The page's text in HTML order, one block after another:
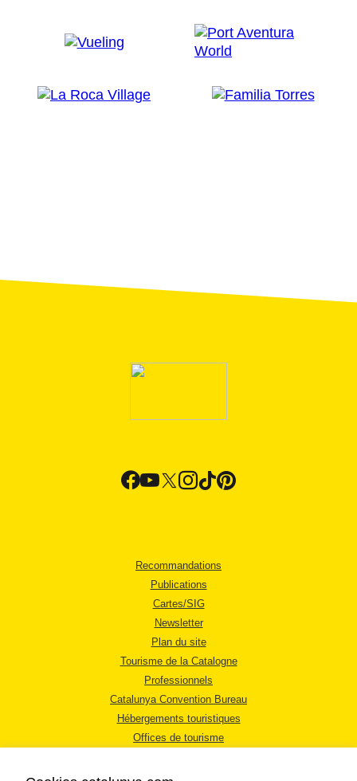
Recommandations
Publications
Cartes/SIG
Newsletter
Plan du site
Tourisme de la Catalogne
Professionnels
Catalunya Convention Bureau
Hébergements touristiques
Offices de tourisme